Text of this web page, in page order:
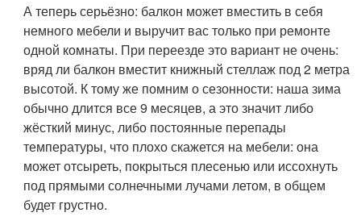
А теперь серьёзно: балкон может вместить в себя
немного мебели и выручит вас только при ремонте
одной комнаты. При переезде это вариант не очень:
вряд ли балкон вместит книжный стеллаж под 2 метра
высотой. К тому же помним о сезонности: наша зима
обычно длится все 9 месяцев, а это значит либо
жёсткий минус, либо постоянные перепады
температуры, что плохо скажется на мебели: она
может отсыреть, покрыться плесенью или иссохнуть
под прямыми солнечными лучами летом, в общем
будет грустно.